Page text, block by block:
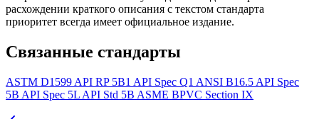
расхождении краткого описания с текстом стандарта
приоритет всегда имеет официальное издание.
Связанные стандарты
ASTM D1599 API RP 5B1 API Spec Q1 ANSI B16.5 API Spec
5B API Spec 5L API Std 5B ASME BPVC Section IX